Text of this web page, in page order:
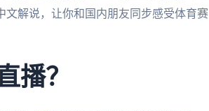
解说，让你和国内朋友同步感受体育赛
播？